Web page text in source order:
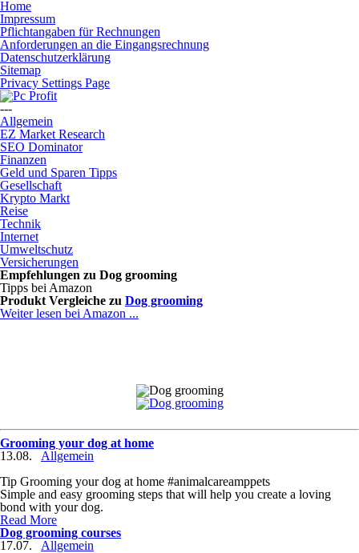
Home
Impressum
Pflichtangaben für Rechnungen
Anforderungen an die Eingangsrechnung
Datenschutzerklärung
Sitemap
Privacy Settings Page
---
Allgemein
EZ Market Research
SEO Dominator
Finanzen
Geld und Sparen Tipps
Gesellschaft
Krypto Markt
Reise
Technik
Internet
Umweltschutz
Versicherungen
Empfehlungen zu Dog grooming
Tipps bei Amazon
Produkt Vergleiche zu Dog grooming
Weiter lesen bei Amazon ...
Grooming your dog at home
13.08.
Allgemein
Tip Grooming your dog at home #animalcareamppets
Simple and easy grooming steps that will help you create a loving
bond with your dog.
Read More
Dog grooming courses
17.07.
Allgemein